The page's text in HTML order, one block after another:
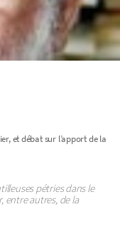
et débat sur l’apport de la
pétries dans le
entre autres, de la